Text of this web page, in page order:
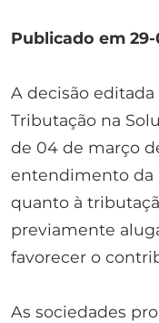
Publicado em 29-
A decisão
Tributação na
de 04 de março
entendimento da
quanto à
previamente
favorecer o
As sociedades